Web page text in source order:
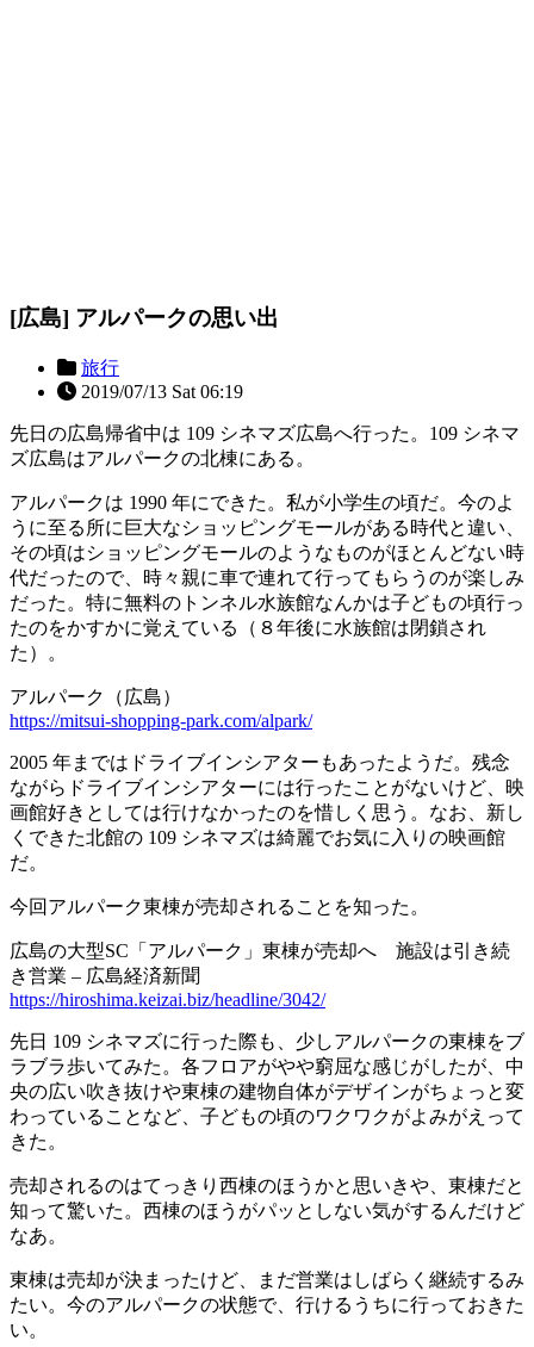
[広島] アルパークの思い出
旅行
2019/07/13 Sat 06:19
先日の広島帰省中は 109 シネマズ広島へ行った。109 シネマ
ズ広島はアルパークの北棟にある。
アルパークは 1990 年にできた。私が小学生の頃だ。今のよ
うに至る所に巨大なショッピングモールがある時代と違い、
その頃はショッピングモールのようなものがほとんどない時
代だったので、時々親に車で連れて行ってもらうのが楽しみ
だった。特に無料のトンネル水族館なんかは子どもの頃行っ
たのをかすかに覚えている（８年後に水族館は閉鎖され
た）。
アルパーク（広島）
https://mitsui-shopping-park.com/alpark/
2005 年まではドライブインシアターもあったようだ。残念
ながらドライブインシアターには行ったことがないけど、映
画館好きとしては行けなかったのを惜しく思う。なお、新し
くできた北館の 109 シネマズは綺麗でお気に入りの映画館
だ。
今回アルパーク東棟が売却されることを知った。
広島の大型SC「アルパーク」東棟が売却へ 施設は引き続
き営業 – 広島経済新聞
https://hiroshima.keizai.biz/headline/3042/
先日 109 シネマズに行った際も、少しアルパークの東棟をブ
ラブラ歩いてみた。各フロアがやや窮屈な感じがしたが、中
央の広い吹き抜けや東棟の建物自体がデザインがちょっと変
わっていることなど、子どもの頃のワクワクがよみがえって
きた。
売却されるのはてっきり西棟のほうかと思いきや、東棟だと
知って驚いた。西棟のほうがパッとしない気がするんだけど
なあ。
東棟は売却が決まったけど、まだ営業はしばらく継続するみ
たい。今のアルパークの状態で、行けるうちに行っておきた
い。